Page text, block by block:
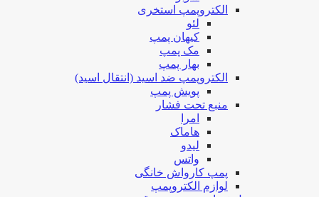
الکتروپمپ استخری
لئو
کیهان پمپ
مک پمپ
بهار پمپ
الکتروپمپ ضد اسید (انتقال اسید)
پویش پمپ
منبع تحت فشار
امرا
هاماک
لیدو
واتس
پمپ کارواش خانگی
لوازم الکتروپمپ